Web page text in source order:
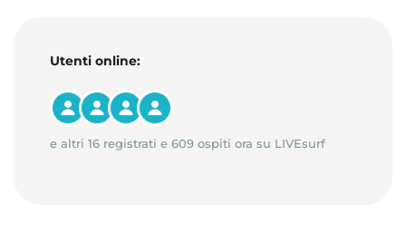
Utenti online:
e altri 16 registrati e 609 ospiti ora su LIVEsurf